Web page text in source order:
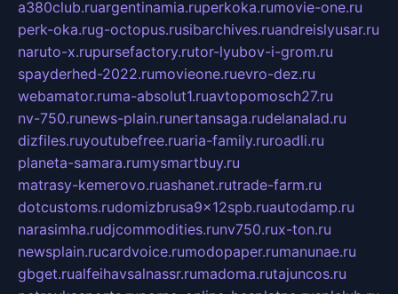
a380club.ruargentinamia.ruperkoka.rumovie-one.ru
perk-oka.rug-octopus.rusibarchives.ruandreislyusar.ru
naruto-x.rupursefactory.rutor-lyubov-i-grom.ru
spayderhed-2022.rumovieone.ruevro-dez.ru
webamator.ruma-absolut1.ruavtopomosch27.ru
nv-750.runews-plain.runertansaga.rudelanalad.ru
dizfiles.ruyoutubefree.ruaria-family.ruroadli.ru
planeta-samara.rumysmartbuy.ru
matrasy-kemerovo.ruashanet.rutrade-farm.ru
dotcustoms.rudomizbrusa9x12spb.ruautodamp.ru
narasimha.rudjcommodities.runv750.rux-ton.ru
newsplain.rucardvoice.rumodopaper.rumanunae.ru
gbget.rualfeihavsalnassr.rumadoma.rutajuncos.ru